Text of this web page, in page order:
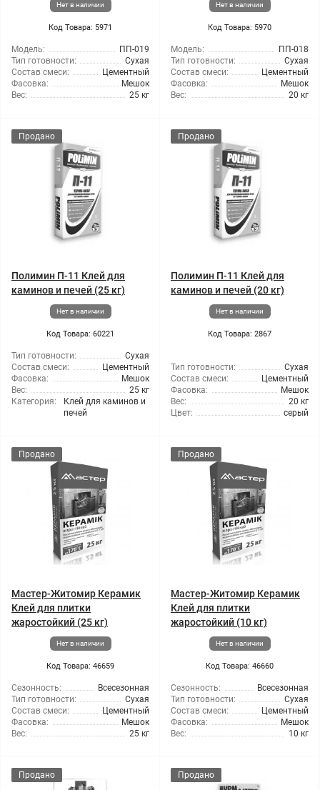
Нет в наличии
Код Товара: 5971
Модель:
ПП-019
Тип готовности:
Сухая
Состав смеси:
Цементный
Фасовка:
Мешок
Вес:
25 кг
Нет в наличии
Код Товара: 5970
Модель:
ПП-018
Тип готовности:
Сухая
Состав смеси:
Цементный
Фасовка:
Мешок
Вес:
20 кг
Продано
Полимин П-11 Клей для
каминов и печей (25 кг)
Нет в наличии
Код Товара: 60221
Тип готовности:
Сухая
Состав смеси:
Цементный
Фасовка:
Мешок
Вес:
25 кг
Категория:
Клей для каминов и
печей
Продано
Полимин П-11 Клей для
каминов и печей (20 кг)
Нет в наличии
Код Товара: 2867
Тип готовности:
Сухая
Состав смеси:
Цементный
Фасовка:
Мешок
Вес:
20 кг
Цвет:
серый
Продано
Мастер-Житомир Керамик
Клей для плитки
жаростойкий (25 кг)
Нет в наличии
Код Товара: 46659
Сезонность:
Всесезонная
Тип готовности:
Сухая
Состав смеси:
Цементный
Фасовка:
Мешок
Вес:
25 кг
Продано
Мастер-Житомир Керамик
Клей для плитки
жаростойкий (10 кг)
Нет в наличии
Код Товара: 46660
Сезонность:
Всесезонная
Тип готовности:
Сухая
Состав смеси:
Цементный
Фасовка:
Мешок
Вес:
10 кг
Продано Продано